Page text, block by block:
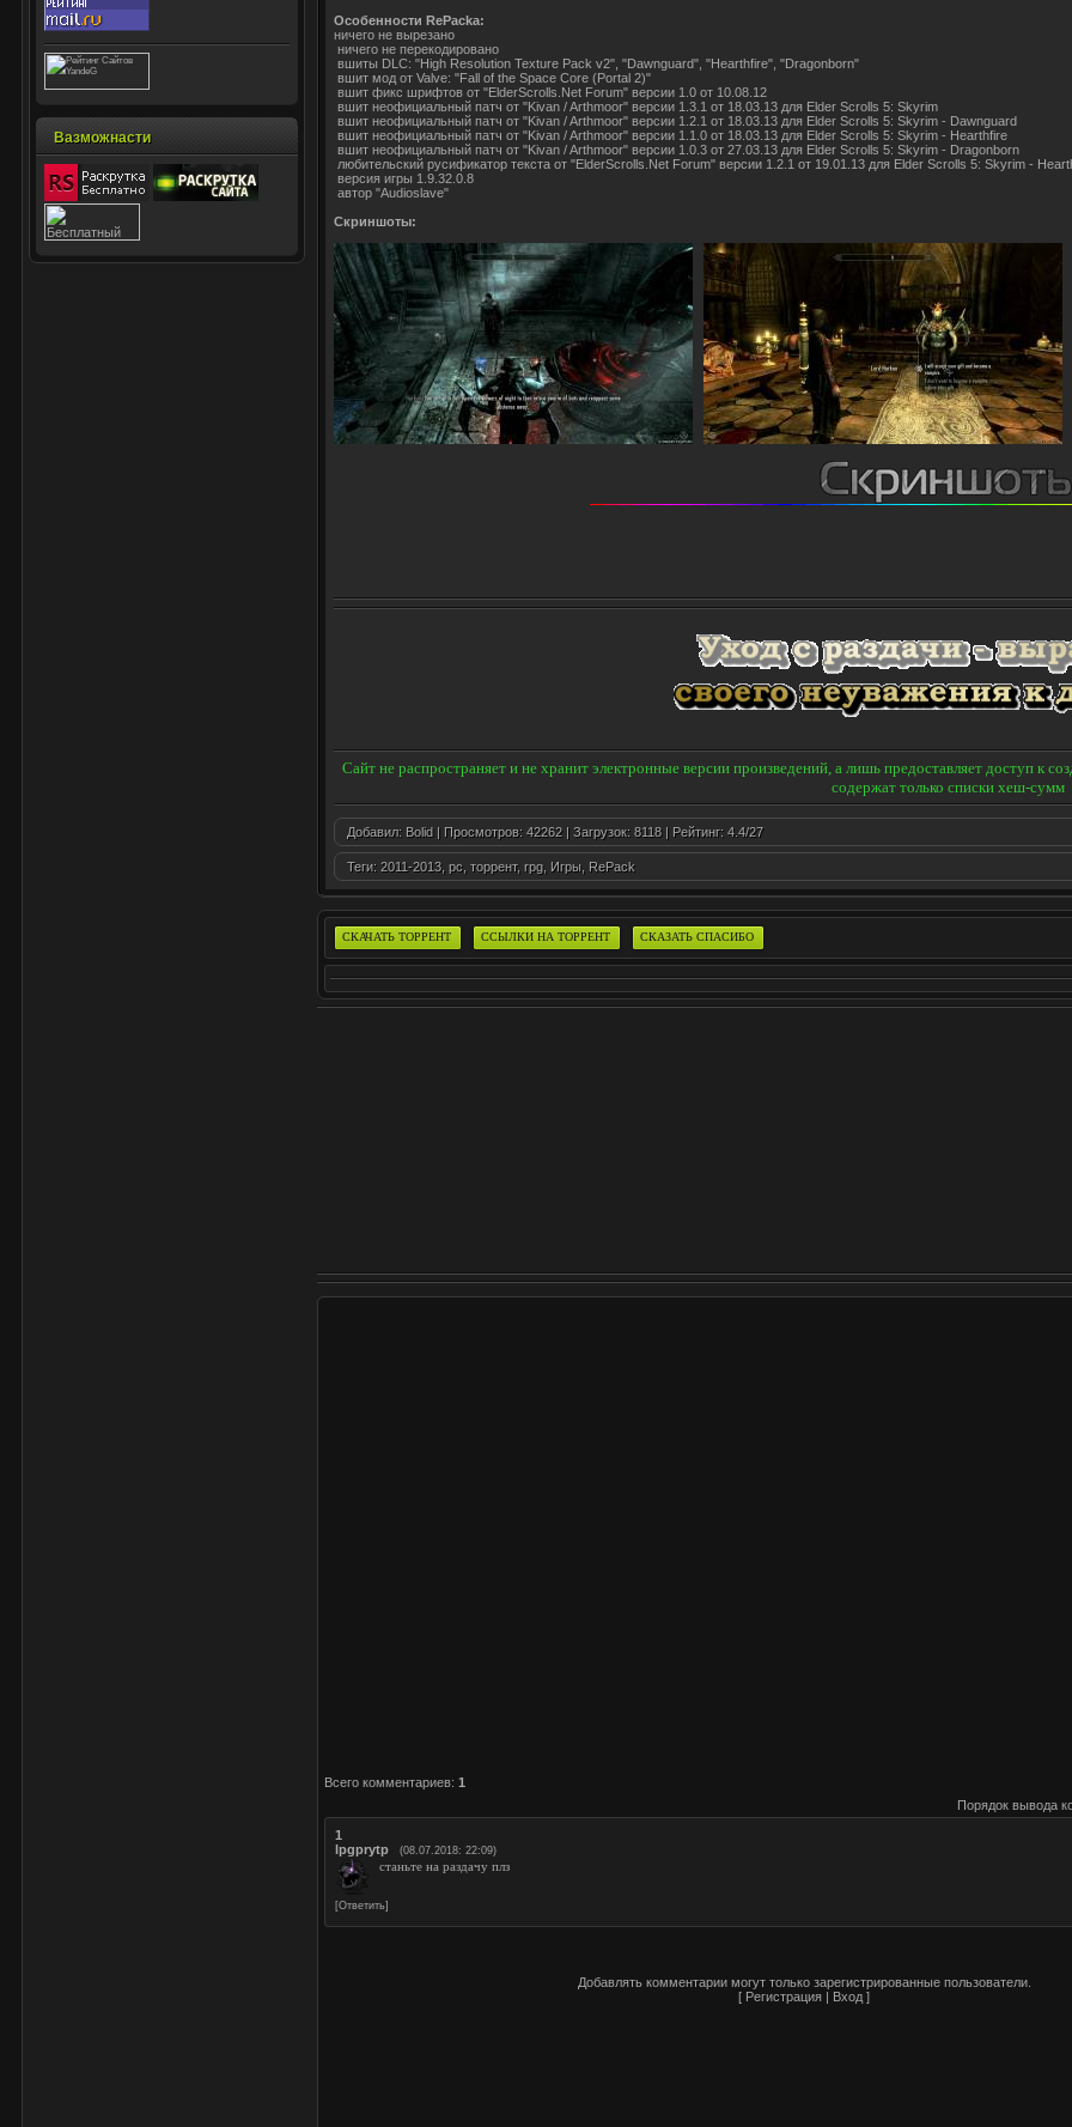
Вазможнасти
Особенности RePacka:
ничего не вырезано
ничего не перекодировано
вшиты DLC: "High Resolution Texture Pack v2", "Dawnguard", "Hearthfire", "Dragonborn"
вшит мод от Valve: "Fall of the Space Core (Portal 2)"
вшит фикс шрифтов от "ElderScrolls.Net Forum" версии 1.0 от 10.08.12
вшит неофициальный патч от "Kivan / Arthmoor" версии 1.3.1 от 18.03.13 для Elder Scrolls 5: Skyrim
вшит неофициальный патч от "Kivan / Arthmoor" версии 1.2.1 от 18.03.13 для Elder Scrolls 5: Skyrim - Dawnguard
вшит неофициальный патч от "Kivan / Arthmoor" версии 1.1.0 от 18.03.13 для Elder Scrolls 5: Skyrim - Hearthfire
вшит неофициальный патч от "Kivan / Arthmoor" версии 1.0.3 от 27.03.13 для Elder Scrolls 5: Skyrim - Dragonborn
любительский русификатор текста от "ElderScrolls.Net Forum" версии 1.2.1 от 19.01.13 для Elder Scrolls 5: Skyrim -
версия игры 1.9.32.0.8
автор "Audioslave"
Скриншоты:
Сайт не распространяет и не хранит электронные версии произведений, а лишь предоставляет доступ к
содержат только списки хеш-сумм
Добавил: Bolid | Просмотров: 42262 | Загрузок: 8118 | Рейтинг: 4.4/27
Теги: 2011-2013, pc торрент, rpg Игры RePack
СКАЧАТЬ ТОРРЕНТ ССЫЛКИ НА ТОРРЕНТ СКАЗАТЬ СПАСИБО
Всего комментариев: 1
Порядок вывода
1
lpgprytp
(08.07.2018: 22:09)
станьте на раздачу плз
[Ответить]
Добавлять комментарии могут только зарегистрированные пользователи.
[ Регистрация | Вход ]